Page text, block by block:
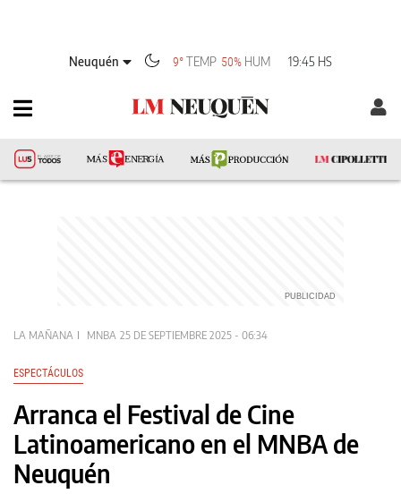
Neuquén 9° TEMP 50% HUM 19:45 HS
LA MAÑANA MNBA 25 DE SEPTIEMBRE 2025 - 06:34
ESPECTÁCULOS
Arranca el Festival de Cine
Latinoamericano en el MNBA de
Neuquén